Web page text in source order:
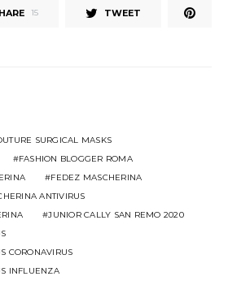
15 TWEET
SURGICAL MASKS
FASHION BLOGGER ROMA
FEDEZ MASCHERINA
ANTIVIRUS
JUNIOR CALLY SAN REMO 2020
CORONAVIRUS
INFLUENZA